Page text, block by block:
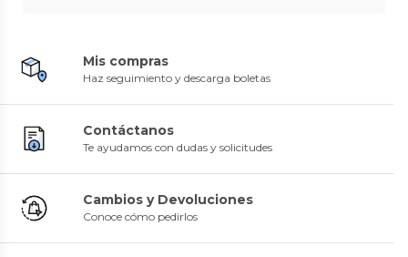
Mis compras
Haz seguimiento y descarga boletas
Contáctanos
Te ayudamos con dudas y solicitudes
Cambios y Devoluciones
Conoce cómo pedirlos